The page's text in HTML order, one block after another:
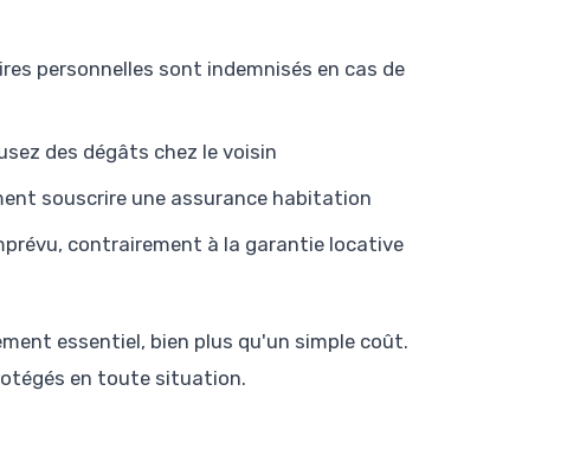
personnelles sont indemnisés en cas de
des dégâts chez le voisin
souscrire une assurance habitation
contrairement à la garantie locative
essentiel, bien plus qu'un simple coût.
en toute situation.